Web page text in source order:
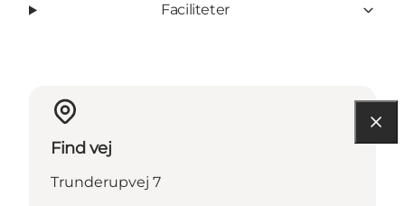
Faciliteter
Find vej
Trunderupvej 7